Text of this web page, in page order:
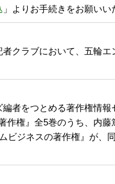
」よりお手続きをお願いい
クラブにおいて、五輪エ
者をつとめる著作権情報
作権』全5巻のうち、内
ビジネスの著作権』が、